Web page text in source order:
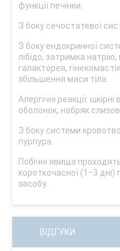
функції печінки.
З боку сечостатевої
З боку ендокринної
лібідо, затримка
галакторея,
збільшення маси тіла.
Алергічні реакції:
оболонок, набряк
З боку системи
пурпура.
Побічні явища
короткочасної (1‒3 дні)
засобу.
ВІДГУКИ